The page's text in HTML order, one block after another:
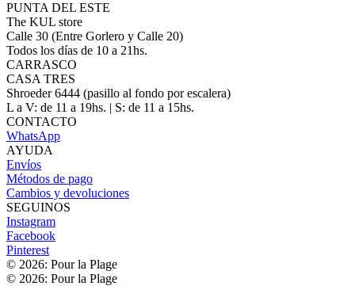
PUNTA DEL ESTE
The KUL store
Calle 30 (Entre Gorlero y Calle 20)
Todos los días de 10 a 21hs.
CARRASCO
CASA TRES
Shroeder 6444 (pasillo al fondo por escalera)
L a V: de 11 a 19hs. | S: de 11 a 15hs.
CONTACTO
WhatsApp
AYUDA
Envíos
Métodos de pago
Cambios y devoluciones
SEGUINOS
Instagram
Facebook
Pinterest
© 2026: Pour la Plage
© 2026: Pour la Plage